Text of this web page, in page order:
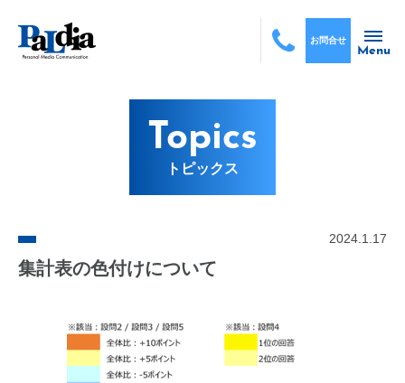
Menu
お問合せ
Topics
トピックス
2024.1.17
集計表の色付けについて